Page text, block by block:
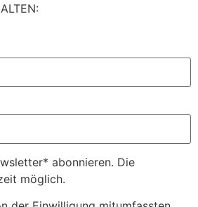
abonnieren. Die
möglich.